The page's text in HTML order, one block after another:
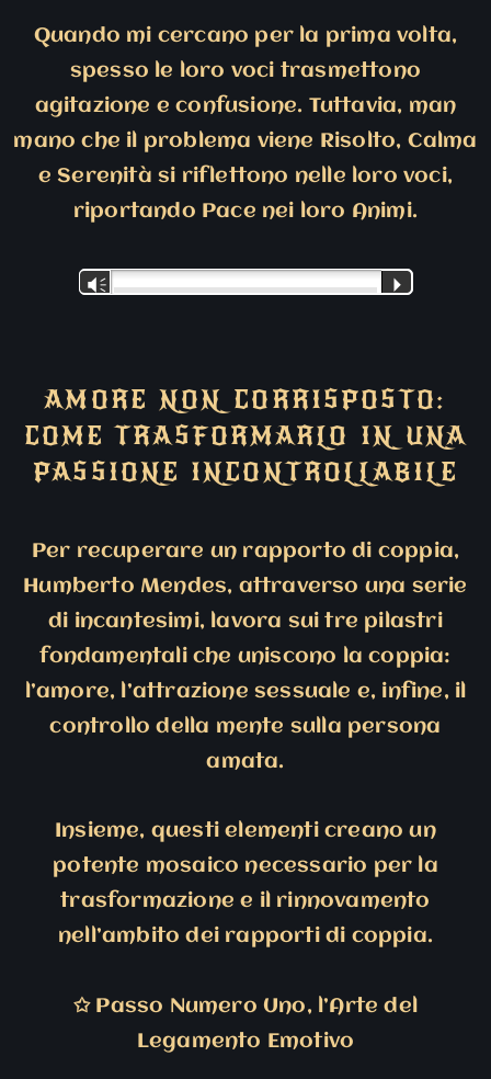
Quando mi cercano per la prima volta,
spesso le loro voci trasmettono
agitazione e confusione. Tuttavia, man
mano che il problema viene Risolto, Calma
e Serenità si riflettono nelle loro voci,
riportando Pace nei loro Animi.
Audio
Vm P
AMORE NON CORRISPOSTO:
COME TRASFORMARLO IN UNA
PASSIONE INCONTROLLABILE
Per recuperare un rapporto di coppia,
Humberto Mendes, attraverso una serie
di incantesimi, lavora sui tre pilastri
fondamentali che uniscono la coppia:
l’amore, l’attrazione sessuale e, infine, il
controllo della mente sulla persona
amata.
Insieme, questi elementi creano un
potente mosaico necessario per la
trasformazione e il rinnovamento
nell’ambito dei rapporti di coppia.
✩Passo Numero Uno, l’Arte del
Legamento Emotivo